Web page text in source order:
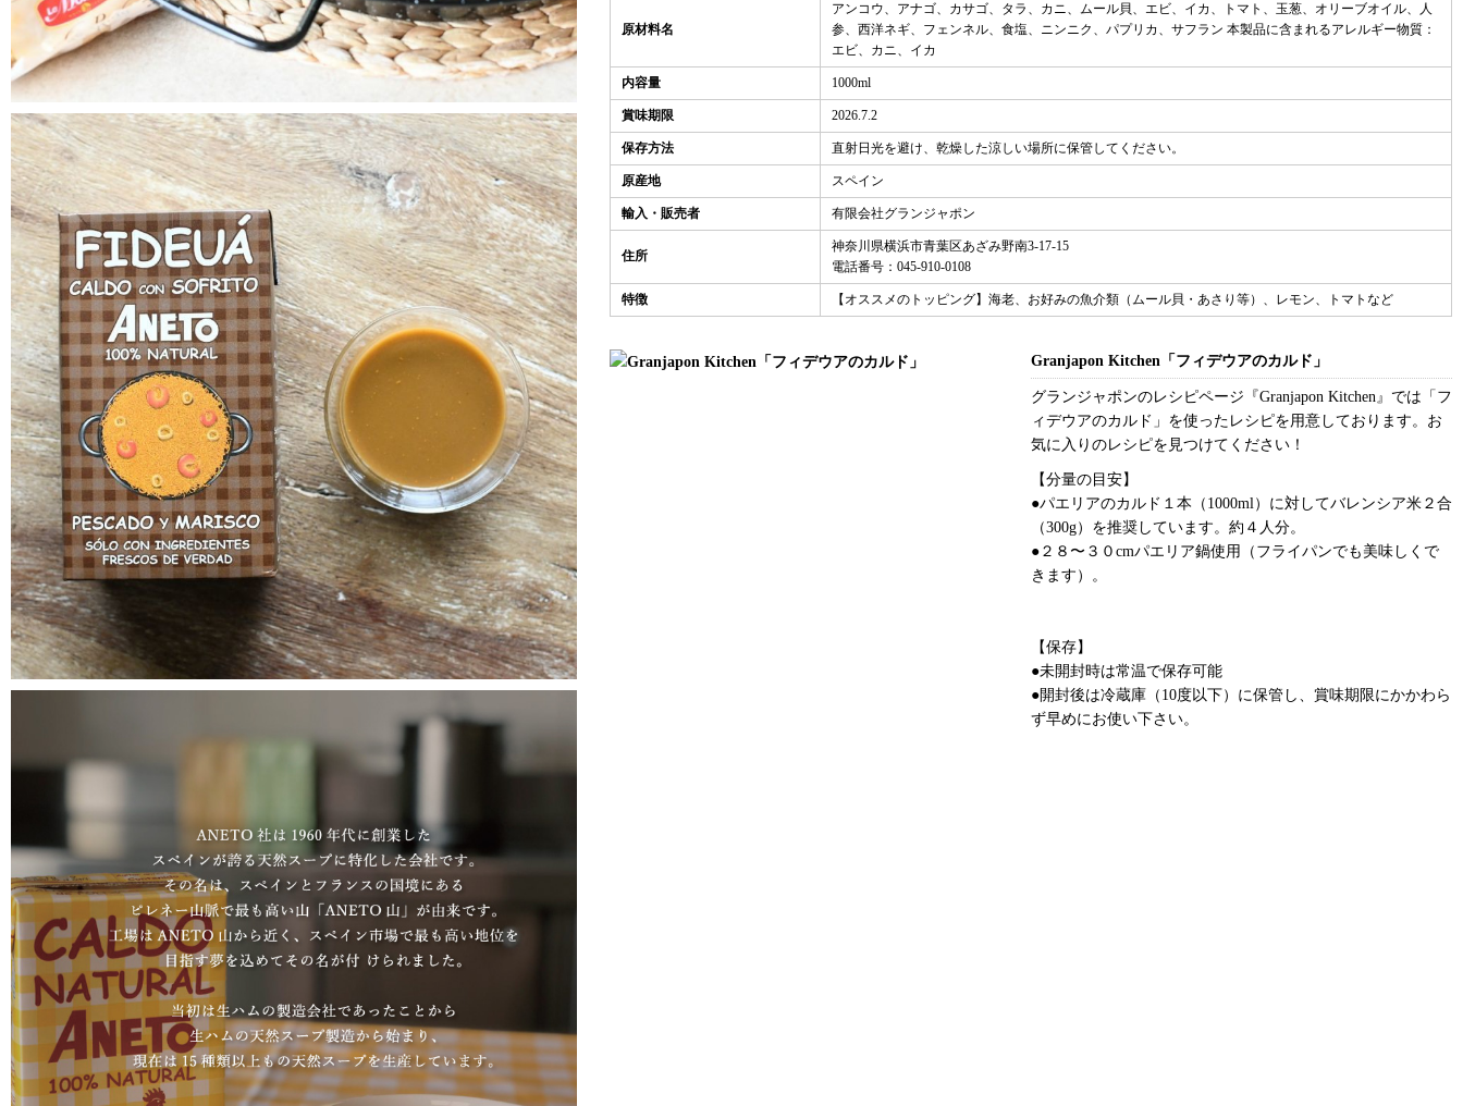
原材料名
アンコウ、アナゴ、カサゴ、タラ、カニ、ムール貝、エビ、イカ、トマト、玉葱、オリーブオイル、人
参、西洋ネギ、フェンネル、食塩、ニンニク、パプリカ、サフラン 本製品に含まれるアレルギー物質：
エビ、カニ、イカ
内容量 1000ml
賞味期限 2026.7.2
保存方法 直射日光を避け、乾燥した涼しい場所に保管してください。
原産地 スペイン
輸入・販売者 有限会社グランジャポン
住所
神奈川県横浜市青葉区あざみ野南3-17-15
電話番号：045-910-0108
特徴 【オススメのトッピング】海老、お好みの魚介類（ムール貝・あさり等）、レモン、トマトなど
Granjapon Kitchen「フィデウアのカルド」
グランジャポンのレシピページ『Granjapon Kitchen』では「フ
ィデウアのカルド」を使ったレシピを用意しております。お
気に入りのレシピを見つけてください！
【分量の目安】
●パエリアのカルド１本（1000ml）に対してバレンシア米２合
（300g）を推奨しています。約４人分。
●２８〜３０cmパエリア鍋使用（フライパンでも美味しくで
きます）。
【保存】
●未開封時は常温で保存可能
●開封後は冷蔵庫（10度以下）に保管し、賞味期限にかかわら
ず早めにお使い下さい。